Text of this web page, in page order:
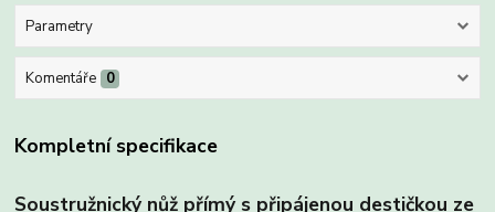
Parametry
Komentáře 0
Kompletní specifikace
Soustružnický nůž přímý s připájenou destičkou ze